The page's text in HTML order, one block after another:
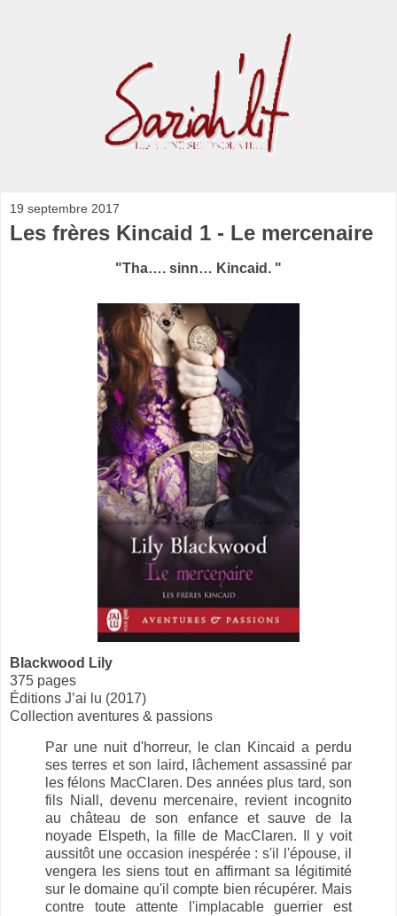
19 septembre 2017
Les frères Kincaid 1 - Le mercenaire
"Tha…. sinn… Kincaid. "
Blackwood Lily
375 pages
Éditions J’ai lu (2017)
Collection aventures & passions
Par une nuit d'horreur, le clan Kincaid a perdu
ses terres et son laird, lâchement assassiné par
les félons MacClaren. Des années plus tard, son
fils Niall, devenu mercenaire, revient incognito
au château de son enfance et sauve de la
noyade Elspeth, la fille de MacClaren. Il y voit
aussitôt une occasion inespérée : s'il l'épouse, il
vengera les siens tout en affirmant sa légitimité
sur le domaine qu'il compte bien récupérer. Mais
contre toute attente l'implacable guerrier est